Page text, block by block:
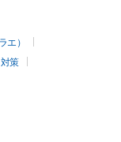
エ）
策